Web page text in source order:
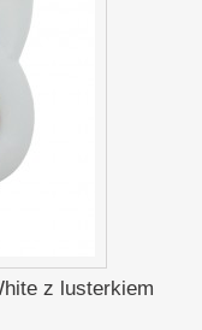
z lusterkiem